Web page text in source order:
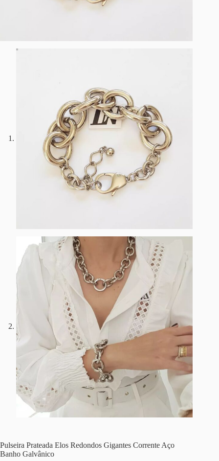
Pulseira Prateada Elos Redondos Gigantes Corrente Aço
Banho Galvânico